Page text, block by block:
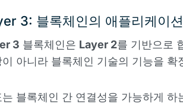
3: 블록체인의 애플리케이
3 블록체인은 Layer 2를 기반으로
이 아니라 블록체인 기술의 기능을 확
는 블록체인 간 연결성을 가능하게 하